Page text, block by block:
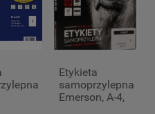
Etykieta
samoprzylepna
Emerson, A-4,